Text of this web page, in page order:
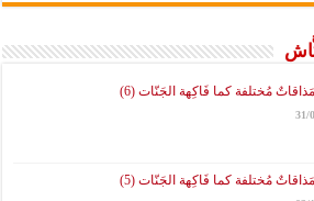
مُختلفة كما فَاكِهة الجَنّات (6)
31/
مُختلفة كما فَاكِهة الجَنّات (5)